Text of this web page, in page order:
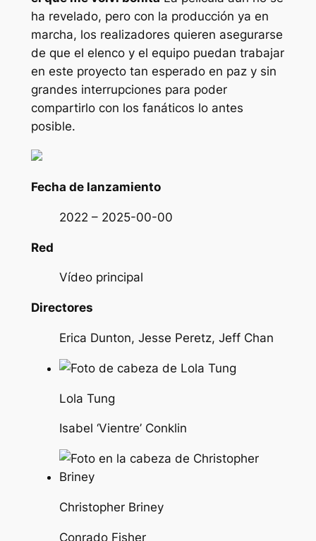
ha revelado, pero con la producción ya en
marcha, los realizadores quieren asegurarse
de que el elenco y el equipo puedan trabajar
en este proyecto tan esperado en paz y sin
grandes interrupciones para poder
compartirlo con los fanáticos lo antes
posible.
Fecha de lanzamiento
2022 – 2025-00-00
Red
Vídeo principal
Directores
Erica Dunton, Jesse Peretz, Jeff Chan
Lola Tung
Isabel ‘Vientre’ Conklin
Christopher Briney
Conrado Fisher